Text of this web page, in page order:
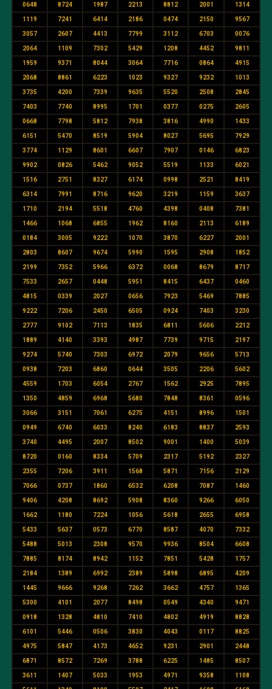
0648 8724 1987 2213 8812 2001 1314
1119 7241 6414 2186 0474 2150 9567
3057 2607 4413 7799 3112 6703 0076
2064 1109 7302 5429 1208 4452 9811
1959 9371 8044 3064 7716 0864 4915
2068 8861 6223 1023 9327 9232 1013
3735 4200 7339 9635 5520 2508 2845
7403 7740 8995 1701 0377 0275 2605
0668 7798 5812 7938 3816 4990 1433
6151 5470 8519 5904 8027 5695 7929
3774 1129 8601 6607 7907 0146 6823
9902 0826 5462 9052 5519 1133 6021
1516 2751 8327 6174 0998 2521 8419
6314 7991 8716 9620 3219 1159 3637
1710 2194 5518 4760 4398 0408 7381
1466 1068 6855 1962 8160 2113 6189
0184 3005 9222 1070 3870 6227 2001
2803 8607 9674 5990 1595 2908 1852
2199 7352 5966 6372 0068 8679 8717
7533 2657 0448 5951 8415 6437 0460
4815 0339 2027 0656 7923 5469 7885
9222 7206 2450 6505 0924 7403 3230
2777 9102 7113 1835 6811 5606 2212
1889 4140 3393 4987 7739 9715 2197
9274 5740 7303 6972 2079 9656 5713
0938 7203 6860 0644 3505 2206 5602
4559 1703 6054 2767 1562 2925 7895
1350 4859 6968 5680 7848 8361 0596
3066 3151 7061 6275 4151 8996 1501
0949 6740 6033 8240 6183 8837 2593
3740 4495 2007 8502 9001 1400 5039
8720 0160 8334 5709 2317 5192 2327
2355 7206 3911 1568 5871 7156 2129
7066 0737 1860 6532 6208 7087 1460
9406 4208 8692 5908 8360 9266 6050
1662 1180 7224 1056 5618 2655 6958
5433 5637 0573 6770 8587 4070 7332
5488 5013 2308 9570 9936 8504 6608
7885 8174 8942 1152 7851 5428 1757
2184 1389 6992 2389 5898 6895 4209
1445 9666 9268 7262 3662 4757 1365
5300 4101 2077 8498 0549 4340 9471
0918 1328 4810 7410 4802 4919 8828
6101 5446 0506 3830 4043 0117 8825
4975 5847 4173 4652 9231 2901 2448
6871 8572 7269 3788 6225 1485 8507
3611 1407 5033 1953 4971 9358 1108